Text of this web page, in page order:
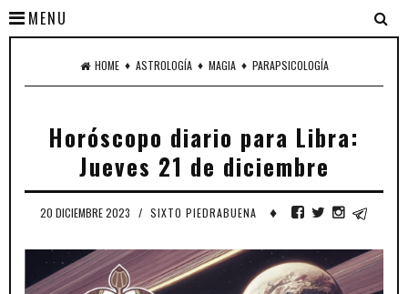
MENU
HOME ♦ ASTROLOGÍA ♦ MAGIA ♦ PARAPSICOLOGÍA
Horóscopo diario para Libra:
Jueves 21 de diciembre
20 DICIEMBRE 2023 / SIXTO PIEDRABUENA ♦